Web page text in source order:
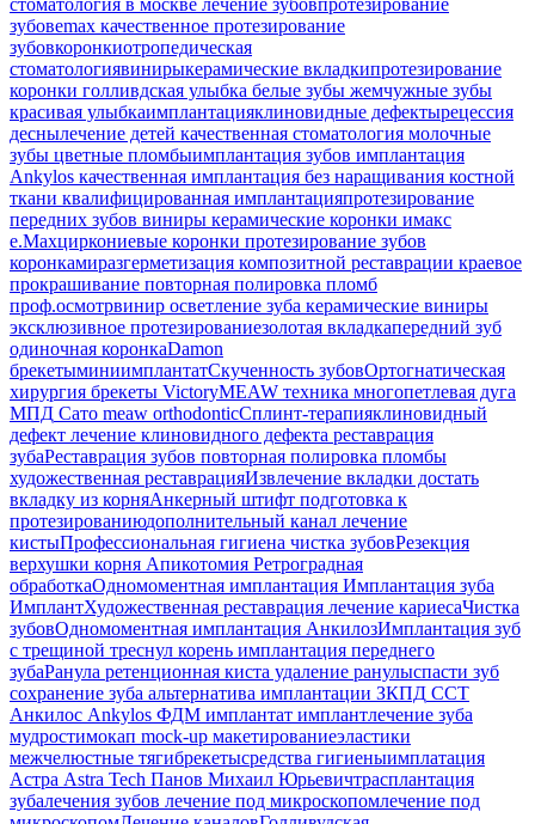
стоматология в москве лечение зубовпротезирование
зубовemax качественное протезирование
зубовкоронкиотропедическая
стоматологиявинирыкерамические вкладкипротезирование
коронки голливдская улыбка белые зубы жемчужные зубы
красивая улыбкаимплантацияклиновидные дефектырецессия
деснылечение детей качественная стоматология молочные
зубы цветные пломбыимплантация зубов имплантация
Ankylos качественная имплантация без наращивания костной
ткани квалифицированная имплантацияпротезирование
передних зубов виниры керамические коронки имакс
e.Maxциркониевые коронки протезирование зубов
коронкамиразгерметизация композитной реставрации краевое
прокрашивание повторная полировка пломб
проф.осмотрвинир осветление зуба керамические виниры
эксклюзивное протезированиезолотая вкладкапередний зуб
одиночная коронкаDamon
брекетыминиимплантатСкученность зубовОртогнатическая
хирургия брекеты VictoryMEAW техника многопетлевая дуга
МПД Сато meaw orthodonticСплинт-терапияклиновидный
дефект лечение клиновидного дефекта реставрация
зубаРеставрация зубов повторная полировка пломбы
художественная реставрацияИзвлечение вкладки достать
вкладку из корняАнкерный штифт подготовка к
протезированиюдополнительный канал лечение
кистыПрофессиональная гигиена чистка зубовРезекция
верхушки корня Апикотомия Ретроградная
обработкаОдномоментная имплантация Имплантация зуба
ИмплантХудожественная реставрация лечение кариесаЧистка
зубовОдномоментная имплантация АнкилозИмплантация зуб
с трещиной треснул корень имплантация переднего
зубаРанула ретенционная киста удаление ранулыспасти зуб
сохранение зуба альтернатива имплантации ЗКПД ССТ
Анкилос Ankylos ФДМ имплантат имплантлечение зуба
мудростимокап mock-up макетированиеэластики
межчелюстные тягибрекетысредства гигиеныимплатация
Астра Astra Tech Панов Михаил Юрьевичтрасплантация
зубалечения зубов лечение под микроскопомлечение под